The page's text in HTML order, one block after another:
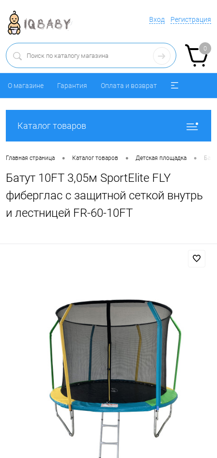
Вход Регистрация
0
О магазине Гарантия Оплата и возврат
Каталог товаров
Главная страница • Каталог товаров • Детская площадка •
Батут 10FT 3,05м SportElite FLY
фиберглас с защитной сеткой внутрь
и лестницей FR-60-10FT